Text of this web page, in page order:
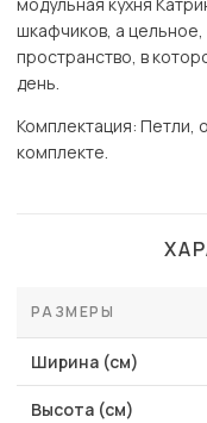
шкафчиков, а
пространство, в
день.
Комплектация: Петли,
комплекте.
РАЗМЕРЫ
Ширина (см)
Высота (см)